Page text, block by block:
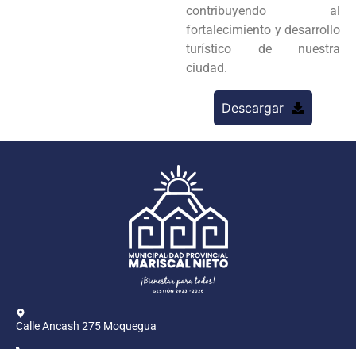
contribuyendo al
fortalecimiento y desarrollo
turístico de nuestra
ciudad.
Descargar
Calle Ancash 275 Moquegua